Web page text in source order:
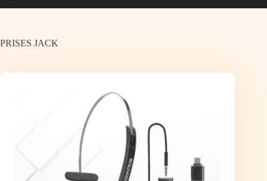
PRISES JACK